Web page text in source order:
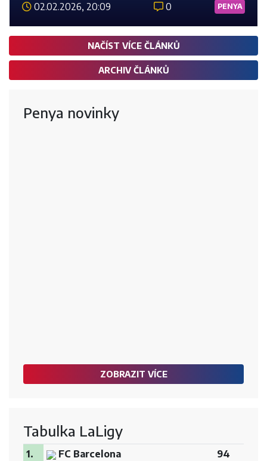
02.02.2026, 20:09 0 PENYA
NAČÍST VÍCE ČLÁNKŮ
ARCHIV ČLÁNKŮ
Penya novinky
ZOBRAZIT VÍCE
Tabulka LaLigy
1. FC Barcelona
94